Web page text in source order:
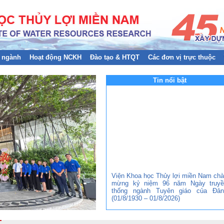
ngành Hoạt động NCKH Đào tạo & HTQT Các đơn vị trực thuộc
Tin nổi bật
Viện Khoa học Thủy lợi miền Nam chào
mừng kỷ niệm 96 năm Ngày
thống ngành Tuyên giáo của
(01/8/1930 – 01/8/2026)